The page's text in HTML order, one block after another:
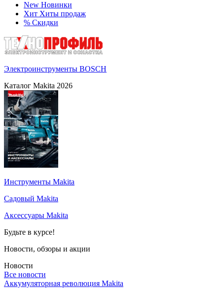
New Новинки
Хит Хиты продаж
% Скидки
Электроинструменты BOSCH
Каталог Makita 2026
Инструменты Makita
Садовый Makita
Аксессуары Makita
Будьте в курсе!
Новости, обзоры и акции
Новости
Все новости
Аккумуляторная революция Makita